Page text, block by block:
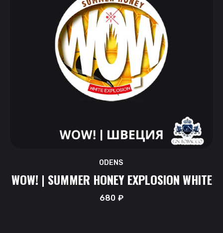
ODENS
WOW! | SUMMER HONEY EXPLOSION WHITE
680₽